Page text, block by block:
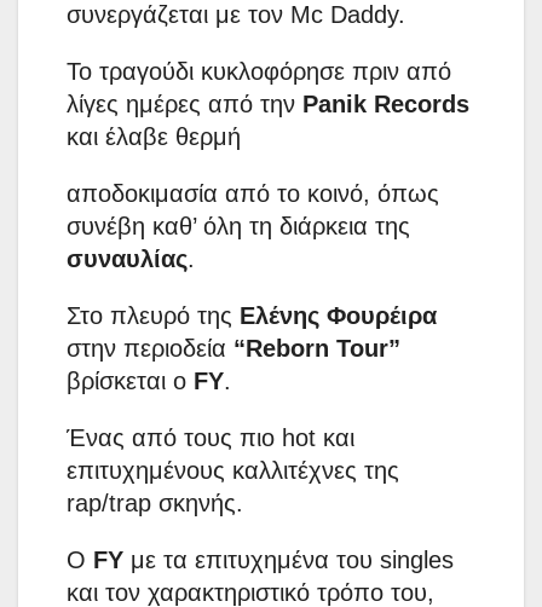
συνεργάζεται με τον Mc Daddy.
Το τραγούδι κυκλοφόρησε πριν από
λίγες ημέρες από την Panik Records
και έλαβε θερμή
αποδοκιμασία από το κοινό, όπως
συνέβη καθ’ όλη τη διάρκεια της
συναυλίας.
Στο πλευρό της Ελένης Φουρέιρα
στην περιοδεία “Reborn Tour”
βρίσκεται ο FY.
Ένας από τους πιο hot και
επιτυχημένους καλλιτέχνες της
rap/trap σκηνής.
Ο FY με τα επιτυχημένα του singles
και τον χαρακτηριστικό τρόπο του,